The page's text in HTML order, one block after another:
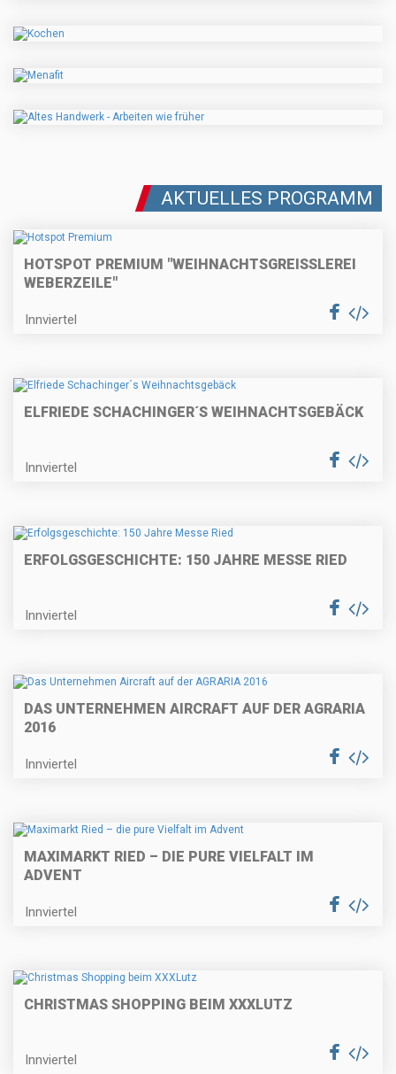
AKTUELLES PROGRAMM
HOTSPOT PREMIUM "WEIHNACHTSGREISSLEREI W
EBERZEILE"
Innviertel
ELFRIEDE SCHACHINGER´S WEIHNACHTSGEBÄCK
Innviertel
ERFOLGSGESCHICHTE: 150 JAHRE MESSE RIED
Innviertel
DAS UNTERNEHMEN AIRCRAFT AUF DER AGRARIA
2016
Innviertel
MAXIMARKT RIED – DIE PURE VIELFALT IM
ADVENT
Innviertel
CHRISTMAS SHOPPING BEIM XXXLUTZ
Innviertel